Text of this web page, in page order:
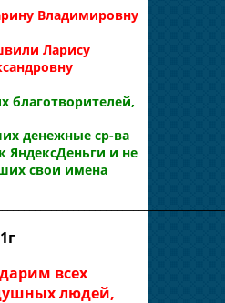
Владимировну
Ларису
благотворителей,
денежные ср-ва
ЯндексДеньги и не
свои имена
всех
людей,